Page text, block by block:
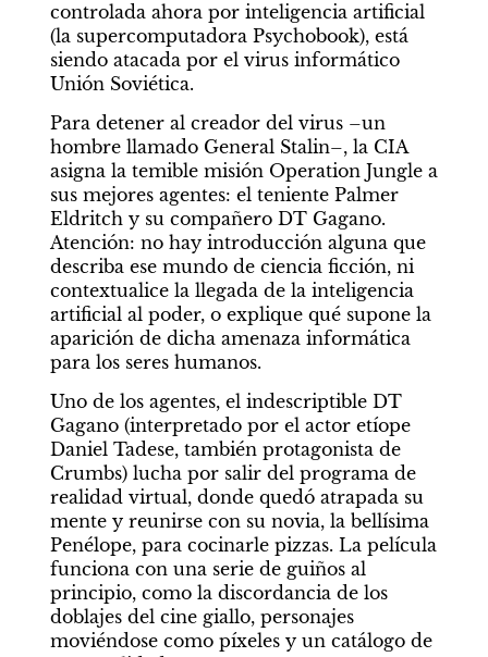
controlada ahora por inteligencia artificial
(la supercomputadora Psychobook), está
siendo atacada por el virus informático
Unión Soviética.
Para detener al creador del virus –un
hombre llamado General Stalin–, la CIA
asigna la temible misión Operation Jungle a
sus mejores agentes: el teniente Palmer
Eldritch y su compañero DT Gagano.
Atención: no hay introducción alguna que
describa ese mundo de ciencia ficción, ni
contextualice la llegada de la inteligencia
artificial al poder, o explique qué supone la
aparición de dicha amenaza informática
para los seres humanos.
Uno de los agentes, el indescriptible DT
Gagano (interpretado por el actor etíope
Daniel Tadese, también protagonista de
Crumbs) lucha por salir del programa de
realidad virtual, donde quedó atrapada su
mente y reunirse con su novia, la bellísima
Penélope, para cocinarle pizzas. La película
funciona con una serie de guiños al
principio, como la discordancia de los
doblajes del cine giallo, personajes
moviéndose como píxeles y un catálogo de